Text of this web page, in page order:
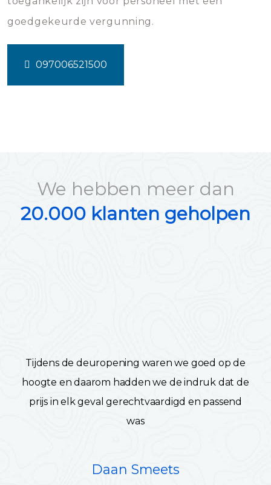
goedgekeurde vergunning.
097006521500
We hebben meer dan
20.000 klanten geholpen
Tijdens de deuropening waren we goed op de
hoogte en daarom hadden we de indruk dat de
prijs in elk geval gerechtvaardigd en passend
was
Daan Smeets